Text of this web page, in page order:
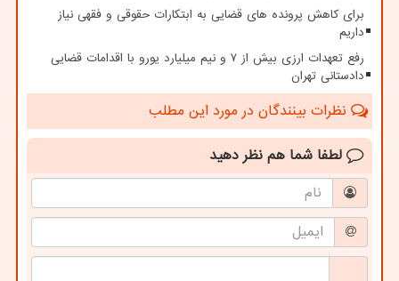
برای کاهش پرونده های قضایی به ابتکارات حقوقی و فقهی نیاز
داریم
رفع تعهدات ارزی بیش از ۷ و نیم میلیارد یورو با اقدامات قضایی
دادستانی تهران
نظرات بینندگان در مورد این مطلب
لطفا شما هم نظر دهید